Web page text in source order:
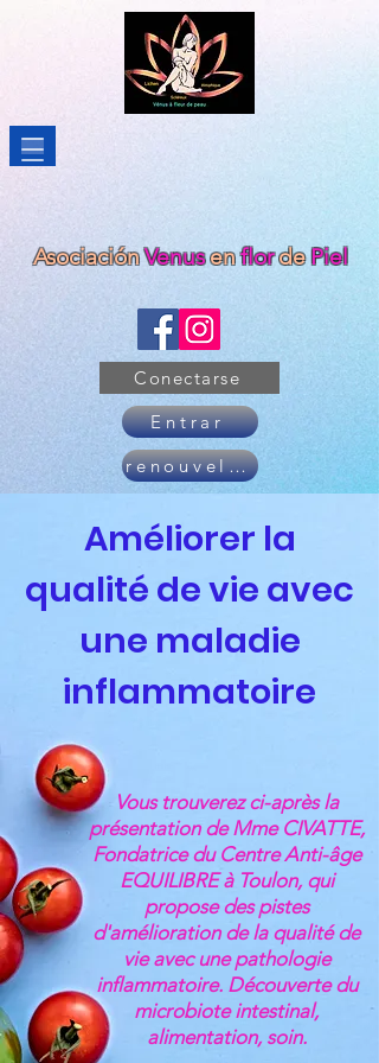
AsociaciónVenusenflordePiel
Conectarse
Entrar
renouveler son adhésion
Améliorer la
qualité de vie avec
une maladie
inflammatoire
Vous trouverez ci-après la
présentation de Mme CIVATTE,
Fondatrice du Centre Anti-âge
EQUILIBRE à Toulon, qui
propose des pistes
d'amélioration de la qualité de
vie avec une pathologie
inflammatoire. Découverte du
microbiote intestinal,
alimentation, soin.